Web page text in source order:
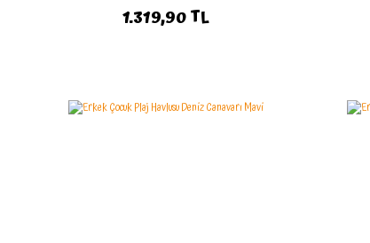
1.319,90 TL